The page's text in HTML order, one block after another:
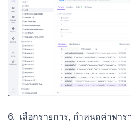
6. เลือกรายการ, กำหนดค่าพาร